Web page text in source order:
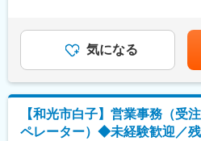
手掛けるクリヤマジャパンの
プの一員として、新たな歩みを
大手～中小の車販売店様へ輸送
めの問い合わせ対応、提案業務
当社で実際に自動車を運搬する
提案を行っていきます。すでに
お客様先へのアプローチを行っ
与：あり (年2回 6月/12月)■
くまでも目安の金額であり、選
ます。月給(月額)は固定手当を含
気になる
【和光市白子】営業事務（受
ペレーター）◆未経験歓迎／